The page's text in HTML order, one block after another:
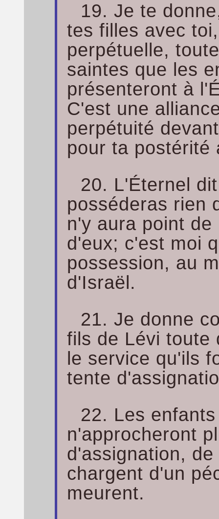
19. Je te
tes filles avec
perpétuelle,
saintes que les
présenteront à
C'est une
perpétuité
pour ta postérité
20. L'Éternel
posséderas rien
n'y aura point
d'eux; c'est moi
possession, au
d'Israël.
21. Je donne
fils de Lévi toute
le service qu'ils
tente
22. Les
n'approcheront
d'assignation,
chargent d'un
meurent.